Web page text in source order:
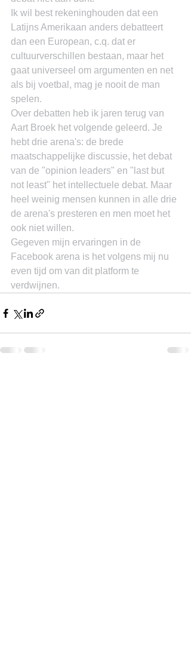
Ik wil best rekeninghouden dat een
Latijns Amerikaan anders debatteert
dan een European, c.q. dat er
cultuurverschillen bestaan, maar het
gaat universeel om argumenten en net
als bij voetbal, mag je nooit de man
spelen.
Over debatten heb ik jaren terug van
Aart Broek het volgende geleerd. Je
hebt drie arena's: de brede
maatschappelijke discussie, het debat
van de "opinion leaders" en "last but
not least" het intellectuele debat. Maar
heel weinig mensen kunnen in alle drie
de arena's presteren en men moet het
ook niet willen.
Gegeven mijn ervaringen in de
Facebook arena is het volgens mij nu
even tijd om van dit platform te
verdwijnen.